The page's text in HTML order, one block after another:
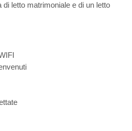
di letto matrimoniale e di un letto